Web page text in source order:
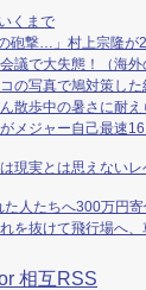
くまで
砲撃…」村上宗隆が
議で大失態！（海外
の写真で鳩対策し
散歩中の暑さに耐え
メジャー自己最速
現実とは思えない
た人たちへ300万円
を抜けて飛行場へ
相互RSS